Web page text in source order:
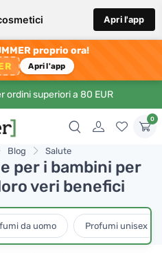
Apri l'app
proprio ora!
Apri l'app
ordini superiori a 80 EUR
0
Blog Salute
per i bambini per
veri benefici
da uomo Profumi unisex